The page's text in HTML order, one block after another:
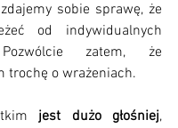
sobie sprawę, że
od indywidualnych
zatem, że
trochę o wrażeniach.
jest dużo głośniej,